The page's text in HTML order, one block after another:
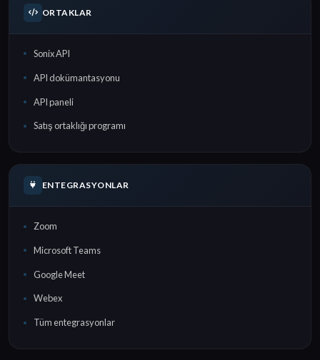
ORTAKLAR
Sonix API
API dokümantasyonu
API paneli
Satış ortaklığı programı
ENTEGRASYONLAR
Zoom
Microsoft Teams
Google Meet
Webex
Tüm entegrasyonlar